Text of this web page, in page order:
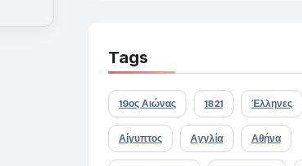
Tags
19ος Αιώνας 1821 Έλληνες
Αίγυπτος Αγγλία Αθήνα